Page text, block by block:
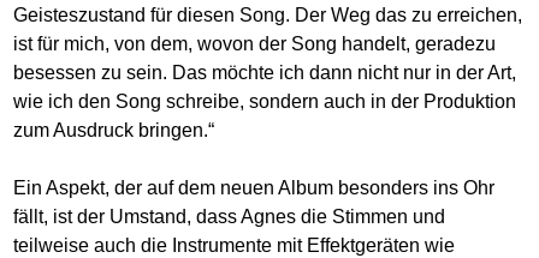
Geisteszustand für diesen Song. Der Weg das zu erreichen,
ist für mich, von dem, wovon der Song handelt, geradezu
besessen zu sein. Das möchte ich dann nicht nur in der Art,
wie ich den Song schreibe, sondern auch in der Produktion
zum Ausdruck bringen.“
Ein Aspekt, der auf dem neuen Album besonders ins Ohr
fällt, ist der Umstand, dass Agnes die Stimmen und
teilweise auch die Instrumente mit Effektgeräten wie